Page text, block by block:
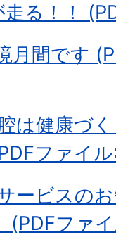
る！！
月間です
は健康づ
ファイ
ービスの
(PDFファ